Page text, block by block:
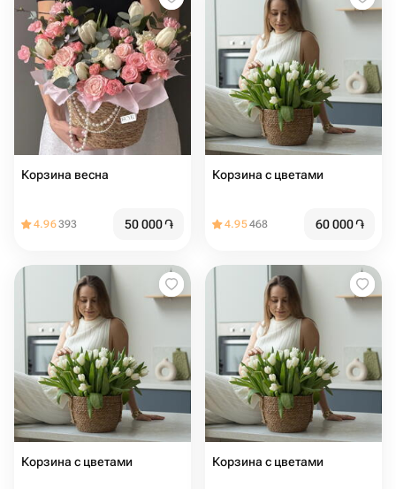
Корзина весна
4.96393 50 000֏
Корзина с цветами ️
4.95468 60 000֏
Корзина с цветами ️ Корзина с цветами ️